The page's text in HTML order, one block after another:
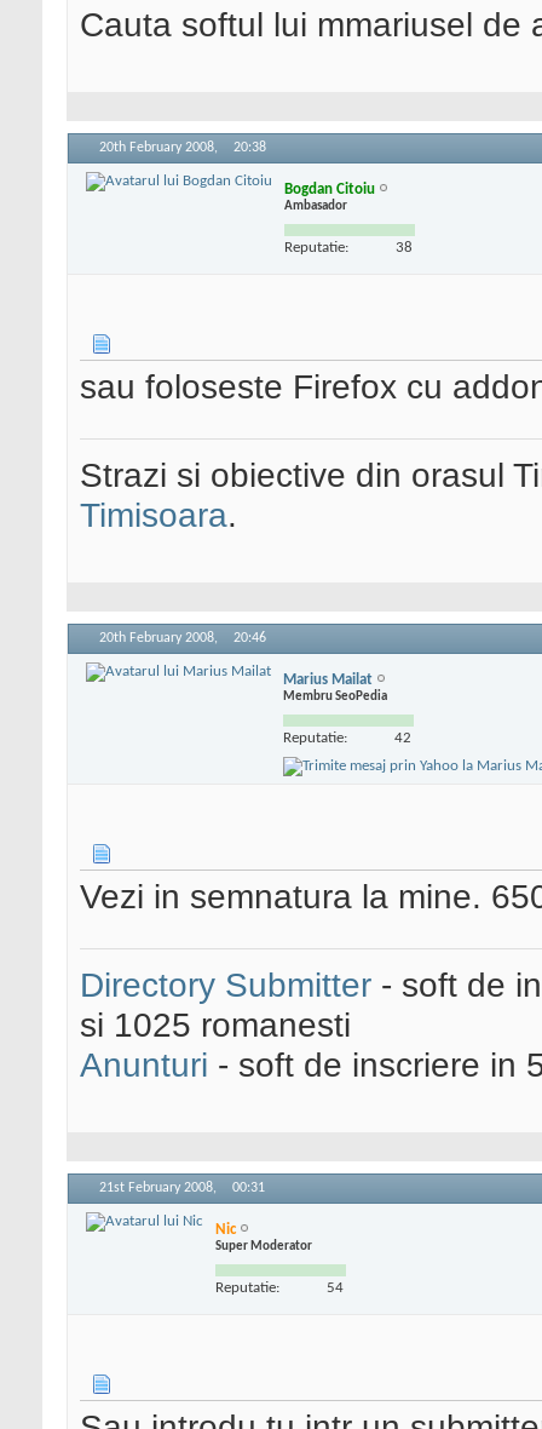
Cauta softul lui mmariusel de
20th February 2008, 20:38
Bogdan Citoiu
Ambasador
Reputatie: 38
sau foloseste Firefox cu
Strazi si obiective din orasul
Timisoara.
20th February 2008, 20:46
Marius Mailat
Membru SeoPedia
Reputatie: 42
Vezi in semnatura la mine.
Directory Submitter - soft de
si 1025 romanesti
Anunturi - soft de inscriere in
21st February 2008, 00:31
Nic
Super Moderator
Reputatie: 54